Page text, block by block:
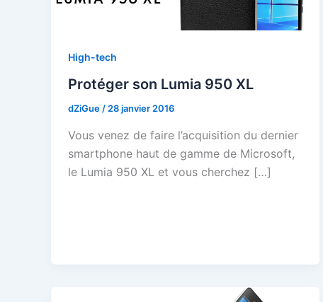
High-tech
Protéger son Lumia 950 XL
dZiGue / 28 janvier 2016
Vous venez de faire l’acquisition du dernier
smartphone haut de gamme de Microsoft,
le Lumia 950 XL et vous cherchez […]